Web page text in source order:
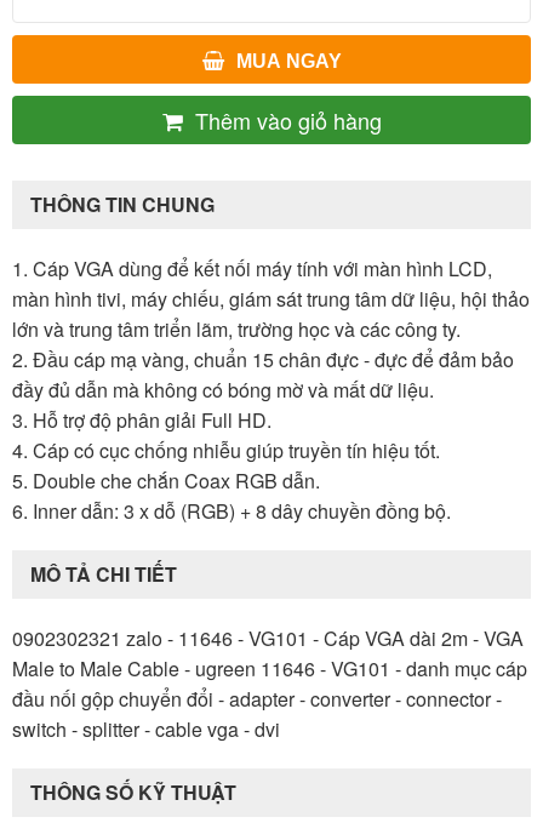
MUA NGAY
Thêm vào giỏ hàng
THÔNG TIN CHUNG
1. Cáp VGA dùng để kết nối máy tính với màn hình LCD,
màn hình tivi, máy chiếu, giám sát trung tâm dữ liệu, hội thảo
lớn và trung tâm triển lãm, trường học và các công ty.
2. Đầu cáp mạ vàng, chuẩn 15 chân đực - đực để đảm bảo
đầy đủ dẫn mà không có bóng mờ và mất dữ liệu.
3. Hỗ trợ độ phân giải Full HD.
4. Cáp có cục chống nhiễu giúp truyền tín hiệu tốt.
5. Double che chắn Coax RGB dẫn.
6. Inner dẫn: 3 x dỗ (RGB) + 8 dây chuyền đồng bộ.
MÔ TẢ CHI TIẾT
0902302321 zalo - 11646 - VG101 - Cáp VGA dài 2m - VGA
Male to Male Cable - ugreen 11646 - VG101 - danh mục cáp
đầu nối gộp chuyển đổi - adapter - converter - connector -
switch - splitter - cable vga - dvi
THÔNG SỐ KỸ THUẬT